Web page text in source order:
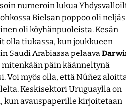
numeroin lukua
Bielsan poppoo oli
oli köyhänpuoleista. Kesän
olla tiukassa, kun joukkueen
Saudi Arabiassa pelaava
mitenkään päin käänneltynä
Voi myös olla, että Núñez
Keskisektori Uruguaylla on
kun avauspaperille kirjoitetaan